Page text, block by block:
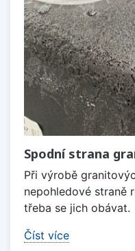
Spodní strana
Při výrobě
nepohledové straně
třeba se jich obávat.
Číst více